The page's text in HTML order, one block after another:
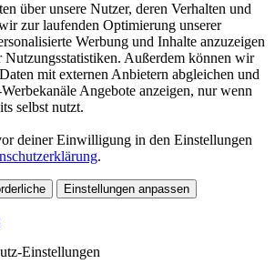
über unsere Nutzer, deren Verhalten und
zur laufenden Optimierung unserer
Werbung und Inhalte anzuzeigen
Nutzungsstatistiken. Außerdem können wir
mit externen Anbietern abgleichen und
Angebote anzeigen, nur wenn
selbst nutzt.
deiner Einwilligung in den Einstellungen
.
Einstellungen anpassen
Einstellungen